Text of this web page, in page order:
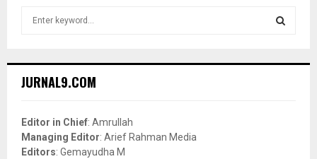
h
o
r
:
JURNAL9.COM
Editor in Chief: Amrullah
Managing Editor: Arief Rahman Media
Editors: Gemayudha M